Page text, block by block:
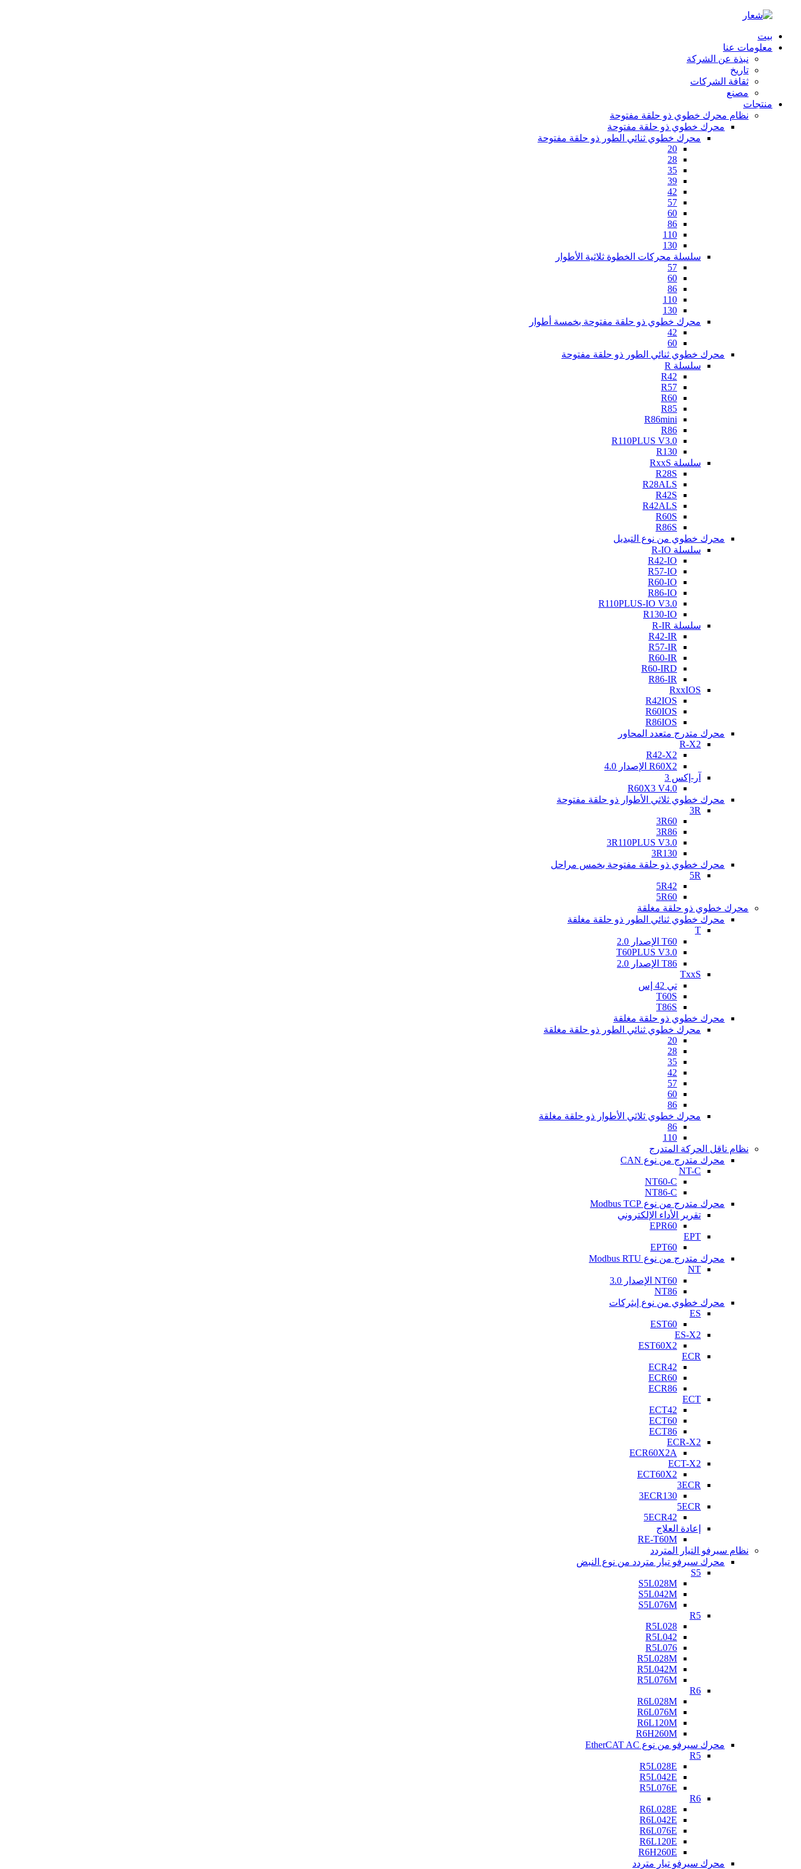
بيت
معلومات عنا
نبذة عن الشركة
تاريخ
ثقافة الشركات
مصنع
منتجات
نظام محرك خطوي ذو حلقة مفتوحة
محرك خطوي ذو حلقة مفتوحة
محرك خطوي ثنائي الطور ذو حلقة مفتوحة
20
28
35
39
42
57
60
86
110
130
سلسلة محركات الخطوة ثلاثية الأطوار
57
60
86
110
130
محرك خطوي ذو حلقة مفتوحة بخمسة أطوار
42
60
محرك خطوي ثنائي الطور ذو حلقة مفتوحة
سلسلة R
R42
R57
R60
R85
R86mini
R86
R110PLUS V3.0
R130
سلسلة RxxS
R28S
R28ALS
R42S
R42ALS
R60S
R86S
محرك خطوي من نوع التبديل
سلسلة R-IO
R42-IO
R57-IO
R60-IO
R86-IO
R110PLUS-IO V3.0
R130-IO
سلسلة R-IR
R42-IR
R57-IR
R60-IR
R60-IRD
R86-IR
RxxIOS
R42IOS
R60IOS
R86IOS
محرك متدرج متعدد المحاور
R-X2
R42-X2
R60X2 الإصدار 4.0
آر-إكس 3
R60X3 V4.0
محرك خطوي ثلاثي الأطوار ذو حلقة مفتوحة
3R
3R60
3R86
3R110PLUS V3.0
3R130
محرك خطوي ذو حلقة مفتوحة بخمس مراحل
5R
5R42
5R60
محرك خطوي ذو حلقة مغلقة
محرك خطوي ثنائي الطور ذو حلقة مغلقة
T
T60 الإصدار 2.0
T60PLUS V3.0
T86 الإصدار 2.0
TxxS
تي 42 إس
T60S
T86S
محرك خطوي ذو حلقة مغلقة
محرك خطوي ثنائي الطور ذو حلقة مغلقة
20
28
35
42
57
60
86
محرك خطوي ثلاثي الأطوار ذو حلقة مغلقة
86
110
نظام ناقل الحركة المتدرج
محرك متدرج من نوع CAN
NT-C
NT60-C
NT86-C
محرك متدرج من نوع Modbus TCP
تقرير الأداء الإلكتروني
EPR60
EPT
EPT60
محرك متدرج من نوع Modbus RTU
NT
NT60 الإصدار 3.0
NT86
محرك خطوي من نوع إيثركات
ES
EST60
ES-X2
EST60X2
ECR
ECR42
ECR60
ECR86
ECT
ECT42
ECT60
ECT86
ECR-X2
ECR60X2A
ECT-X2
ECT60X2
3ECR
3ECR130
5ECR
5ECR42
إعادة العلاج
RE-T60M
نظام سيرفو التيار المتردد
محرك سيرفو تيار متردد من نوع النبض
S5
S5L028M
S5L042M
S5L076M
R5
R5L028
R5L042
R5L076
R5L028M
R5L042M
R5L076M
R6
R6L028M
R6L076M
R6L120M
R6H260M
محرك سيرفو من نوع EtherCAT AC
R5
R5L028E
R5L042E
R5L076E
R6
R6L028E
R6L042E
R6L076E
R6L120E
R6H260E
محرك سيرفو تيار متردد